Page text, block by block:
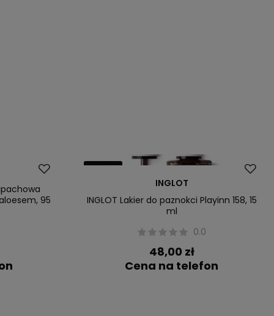
95
Nowość
INGLOT
INGLOT Lakier do paznokci Playinn 158, 15
ml
0.0
48,00 zł
Cena na telefon